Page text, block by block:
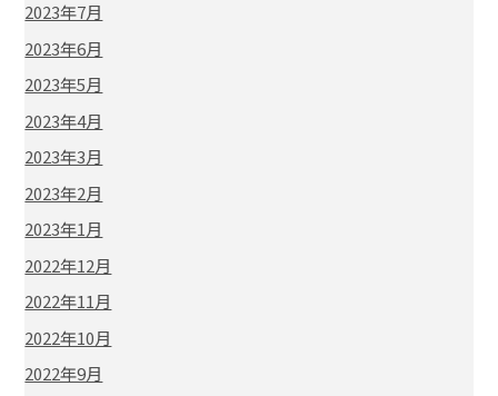
2023年7月
2023年6月
2023年5月
2023年4月
2023年3月
2023年2月
2023年1月
2022年12月
2022年11月
2022年10月
2022年9月